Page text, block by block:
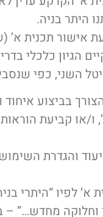
היתר בניה.
אישור תכנית
הגיון כלכלי
השני, כפי
בביצוע איחוד
או קביעת הוראות
והגדרת
לפיו “היתרי
וחלוקה מחדש…”